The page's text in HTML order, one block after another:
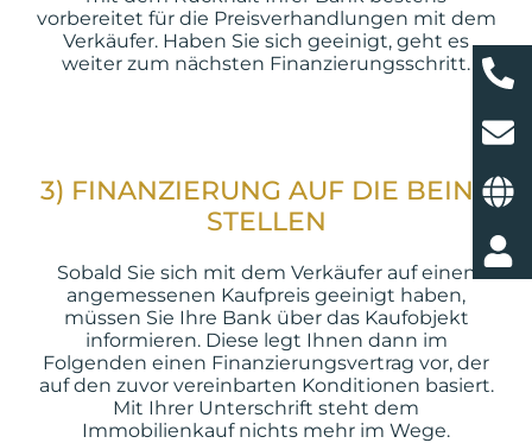
vorbereitet für die Preisverhandlungen mit dem
Verkäufer. Haben Sie sich geeinigt, geht es
weiter zum nächsten Finanzierungsschritt.
3) FINANZIERUNG AUF DIE BEINE
STELLEN
Sobald Sie sich mit dem Verkäufer auf einen
angemessenen Kaufpreis geeinigt haben,
müssen Sie Ihre Bank über das Kaufobjekt
informieren. Diese legt Ihnen dann im
Folgenden einen Finanzierungsvertrag vor, der
auf den zuvor vereinbarten Konditionen basiert.
Mit Ihrer Unterschrift steht dem
Immobilienkauf nichts mehr im Wege.